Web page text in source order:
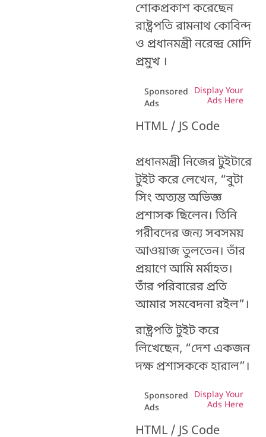
শোকপ্রকাশ করেছেন
রাষ্ট্রপতি রামনাথ কোবিন্দ
ও প্রধানমন্ত্রী নরেন্দ্র মোদি
প্রমুখ ।
Sponsored
Ads
Display Your
Ads Here
HTML / JS Code
প্রধানমন্ত্রী নিজের টুইটারে
টুইট করে লেখেন, “বুটা
সিং অত্যন্ত অভিজ্ঞ
প্রশাসক ছিলেন। তিনি
গরীবদের জন্য সবসময়
আওয়াজ তুলতেন। তাঁর
প্রয়াণে আমি মর্মাহত।
তাঁর পরিবারের প্রতি
আমার সমবেদনা রইল”।‌
রাষ্ট্রপতি টুইট করে
লিখেছেন, “দেশ একজন
দক্ষ প্রশাসককে হারাল”।
Sponsored
Ads
Display Your
Ads Here
HTML / JS Code